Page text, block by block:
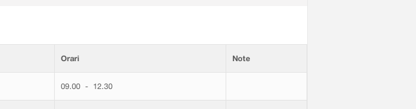
Orari Note
09.00 - 12.30